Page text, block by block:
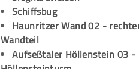
Schiffsbug
Haunritzer Wand 02 -
Wandteil
Aufseßtaler Höllenstein 03 -